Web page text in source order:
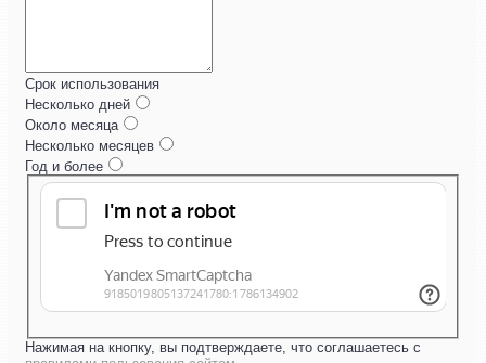
Срок использования
Несколько дней
Около месяца
Несколько месяцев
Год и более
Нажимая на кнопку, вы подтверждаете, что соглашаетесь с